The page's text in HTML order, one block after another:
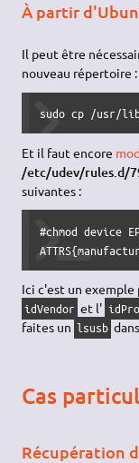
À partir
Il peut être
nouveau répertoire :
sudo cp /usr/
Et il faut encore
/etc/udev/rules.d/
suivantes :
#chmod device
Ici c'est un exemple
idVendor et l'
faites un lsusb
Cas
Récupération